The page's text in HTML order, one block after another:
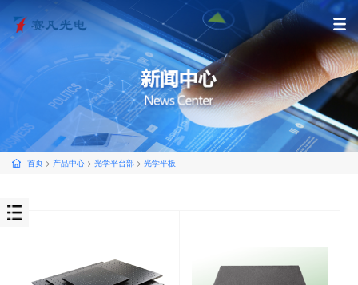
首页 > 产品中心 > 光学平台部 > 光学平板